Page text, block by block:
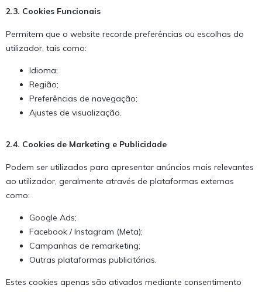
2.3. Cookies Funcionais
Permitem que o website recorde preferências ou escolhas do
utilizador, tais como:
Idioma;
Região;
Preferências de navegação;
Ajustes de visualização.
2.4. Cookies de Marketing e Publicidade
Podem ser utilizados para apresentar anúncios mais relevantes
ao utilizador, geralmente através de plataformas externas
como:
Google Ads;
Facebook / Instagram (Meta);
Campanhas de remarketing;
Outras plataformas publicitárias.
Estes cookies apenas são ativados mediante consentimento